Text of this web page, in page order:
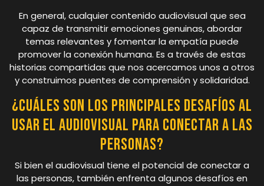
En general, cualquier contenido audiovisual que sea
capaz de transmitir emociones genuinas, abordar
temas relevantes y fomentar la empatía puede
promover la conexión humana. Es a través de estas
historias compartidas que nos acercamos unos a otros
y construimos puentes de comprensión y solidaridad.
¿Cuáles son los principales desafíos al
usar el audiovisual para conectar a las
personas?
Si bien el audiovisual tiene el potencial de conectar a
las personas, también enfrenta algunos desafíos en